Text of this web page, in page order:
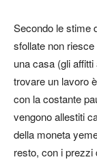
Secondo le stime
sfollate non
una casa (gli
trovare un lavoro
con la costante
vengono allestiti
della moneta
resto, con i prezzi